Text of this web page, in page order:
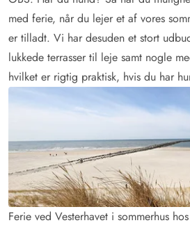
med ferie, når du lejer et af vores
er tilladt. Vi har desuden et stort
lukkede terrasser til leje samt nogle
hvilket er rigtig praktisk, hvis du har
Ferie ved Vesterhavet i sommerhus